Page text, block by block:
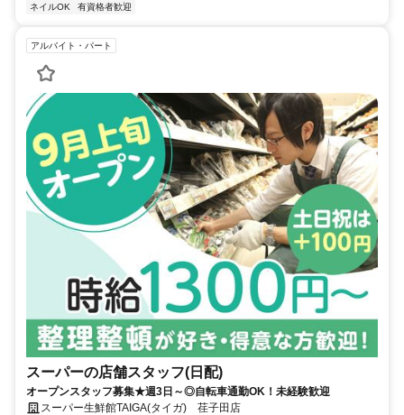
ネイルOK
有資格者歓迎
アルバイト・パート
スーパーの店舗スタッフ(日配)
オープンスタッフ募集★週3日～◎自転車通勤OK！未経験歓迎
スーパー生鮮館TAIGA(タイガ) 荏子田店